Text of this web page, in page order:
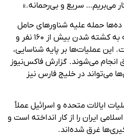
می‌بریم… سریع و بی‌رحمانه.»
حمله علیه شناورهای حامل
مواد مخدر قاچاق انجام داده که به کشته شدن بیش از ۱۶۰ نفر و
این عملیات‌ها بر پایه شناسایی،
می‌شوند. گزارش فاکس‌نیوز
می‌تواند در خلیج فارس نیز
ایالات متحده و اسرائیل عملاً
ایران را از کار انداخته است و